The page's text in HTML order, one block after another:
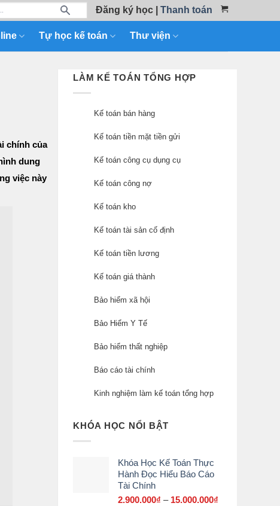
Đăng ký học| Thanh toán
Tự học kế toán Thư viện
chính của
dung
việc này
LÀM KẾ TOÁN TỔNG HỢP
Kế toán bán hàng
Kế toán tiền mặt tiền gửi
Kế toán công cụ dụng cụ
Kế toán công nợ
Kế toán kho
Kế toán tài sản cố định
Kế toán tiền lương
Kế toán giá thành
Bảo hiểm xã hội
Bảo Hiểm Y Tế
Bảo hiểm thất nghiệp
Báo cáo tài chính
Kinh nghiệm làm kế toán tổng hợp
KHÓA HỌC NỔI BẬT
Khóa Học Kế Toán Thực
Hành Đọc Hiểu Báo Cáo
Tài Chính
2.900.000₫ – 15.000.000₫